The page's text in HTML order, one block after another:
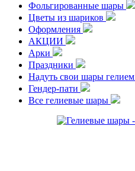
Фольгированные шары
Цветы из шариков
Оформления
АКЦИИ
Арки
Праздники
Надуть свои шары гелием
Гендер-пати
Все гелиевые шары